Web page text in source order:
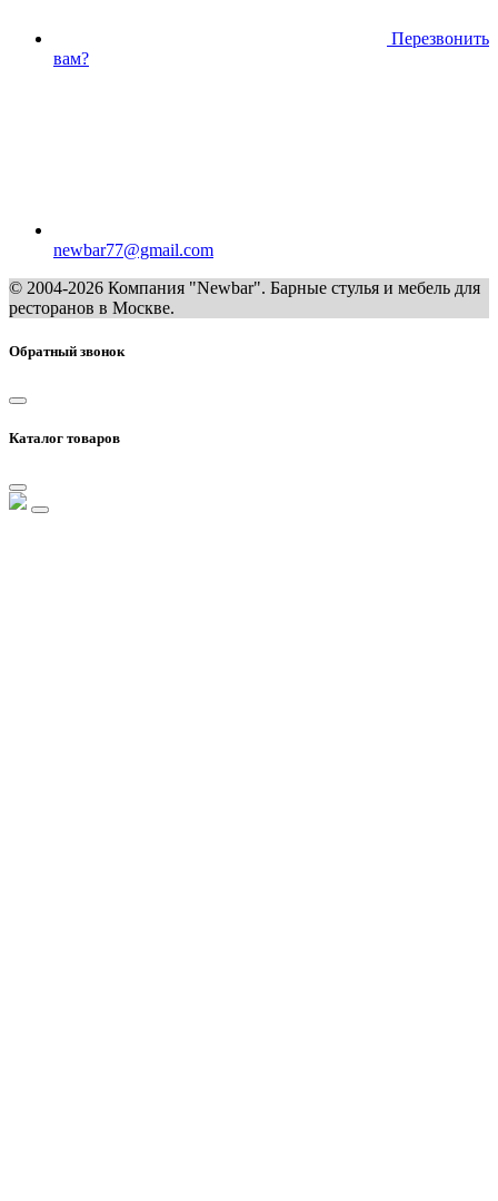
Перезвонить
вам?
newbar77@gmail.com
© 2004-2026 Компания "Newbar". Барные стулья и мебель для
ресторанов в Москве.
Обратный звонок
Каталог товаров